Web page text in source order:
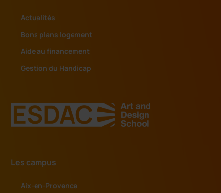
Actualités
Bons plans logement
Aide au financement
Gestion du Handicap
Les campus
Aix-en-Provence